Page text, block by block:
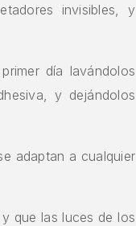
invisibles, y
día lavándolos
y dejándolos
adaptan a cualquier
que las luces de los